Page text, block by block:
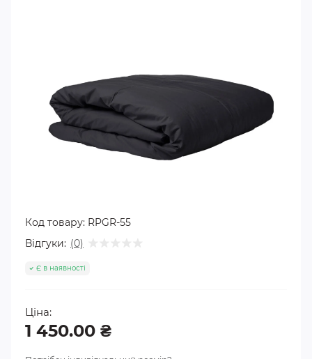
Код товару: RPGR-55
Відгуки: (0)
Є в наявності
Ціна:
1 450.00 ₴